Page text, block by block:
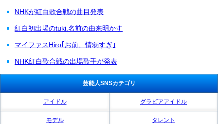
NHKが紅白歌合戦の曲目発表
紅白初出場のtuki.名前の由来明かす
マイファスHiro｢お前、情弱すぎ｣
NHK紅白歌合戦の出場歌手が発表
芸能人SNSカテゴリ
アイドル グラビアアイドル
モデル タレント